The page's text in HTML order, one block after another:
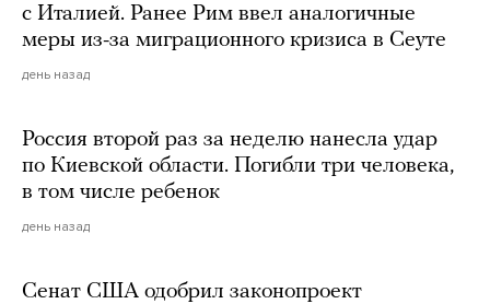
с Италией. Ранее Рим ввел аналогичные
меры из-за миграционного кризиса в Сеуте
день назад
Россия второй раз за неделю нанесла удар
по Киевской области. Погибли три человека,
в том числе ребенок
день назад
Сенат США одобрил законопроект